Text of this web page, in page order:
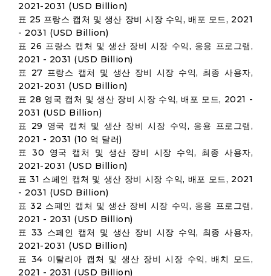
2021-2031 (USD Billion)
표 25 프랑스 캡처 및 생산 장비 시장 수익, 배포 모드, 2021
- 2031 (USD Billion)
표 26 프랑스 캡처 및 생산 장비 시장 수익, 응용 프로그램,
2021 - 2031 (USD Billion)
표 27 프랑스 캡처 및 생산 장비 시장 수익, 최종 사용자,
2021-2031 (USD Billion)
표 28 영국 캡처 및 생산 장비 시장 수익, 배포 모드, 2021 -
2031 (USD Billion)
표 29 영국 캡처 및 생산 장비 시장 수익, 응용 프로그램,
2021 - 2031 (10 억 달러)
표 30 영국 캡처 및 생산 장비 시장 수익, 최종 사용자,
2021-2031 (USD Billion)
표 31 스페인 캡처 및 생산 장비 시장 수익, 배포 모드, 2021
- 2031 (USD Billion)
표 32 스페인 캡처 및 생산 장비 시장 수익, 응용 프로그램,
2021 - 2031 (USD Billion)
표 33 스페인 캡처 및 생산 장비 시장 수익, 최종 사용자,
2021-2031 (USD Billion)
표 34 이탈리아 캡처 및 생산 장비 시장 수익, 배치 모드,
2021 - 2031 (USD Billion)